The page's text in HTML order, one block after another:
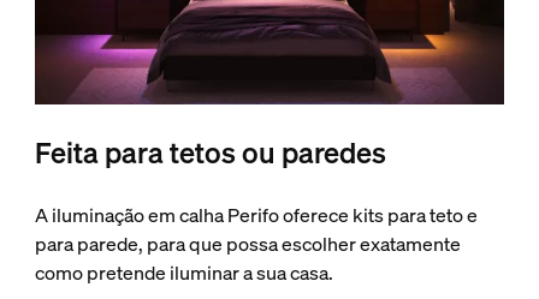
Feita para tetos ou paredes
A iluminação em calha Perifo oferece kits para teto e
para parede, para que possa escolher exatamente
como pretende iluminar a sua casa.